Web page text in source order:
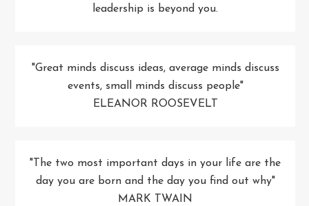
leadership is beyond you.
"Great minds discuss ideas, average minds discuss
events, small minds discuss people"
ELEANOR ROOSEVELT
"The two most important days in your life are the
day you are born and the day you find out why"
MARK TWAIN